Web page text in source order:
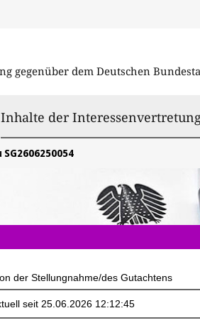
gegenüber dem Deutschen
Inhalte der
der Stellungnahme/des Gutachtens